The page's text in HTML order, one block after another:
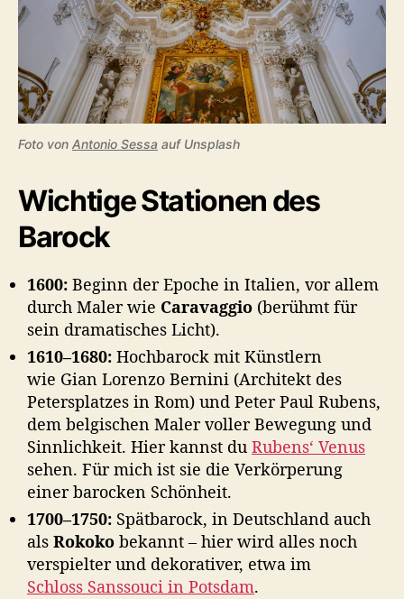
Foto von Antonio Sessa auf Unsplash
Wichtige Stationen des
Barock
1600: Beginn der Epoche in Italien, vor allem
durch Maler wie Caravaggio (berühmt für
sein dramatisches Licht).
1610–1680: Hochbarock mit Künstlern
wie Gian Lorenzo Bernini (Architekt des
Petersplatzes in Rom) und Peter Paul Rubens,
dem belgischen Maler voller Bewegung und
Sinnlichkeit. Hier kannst du Rubens‘ Venus
sehen. Für mich ist sie die Verkörperung
einer barocken Schönheit.
1700–1750: Spätbarock, in Deutschland auch
als Rokoko bekannt – hier wird alles noch
verspielter und dekorativer, etwa im
Schloss Sanssouci in Potsdam.